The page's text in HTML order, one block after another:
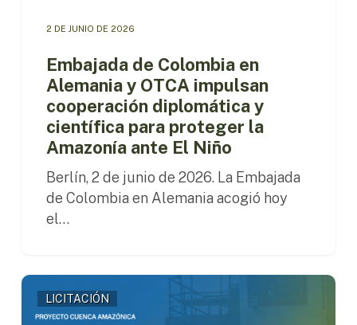
Amazonía
2 DE JUNIO DE 2026
Embajada de Colombia en
Alemania y OTCA impulsan
cooperación diplomática y
científica para proteger la
Amazonía ante El Niño
Berlín, 2 de junio de 2026. La Embajada
de Colombia en Alemania acogió hoy
el…
Selección
Consultores
LICITACIÓN